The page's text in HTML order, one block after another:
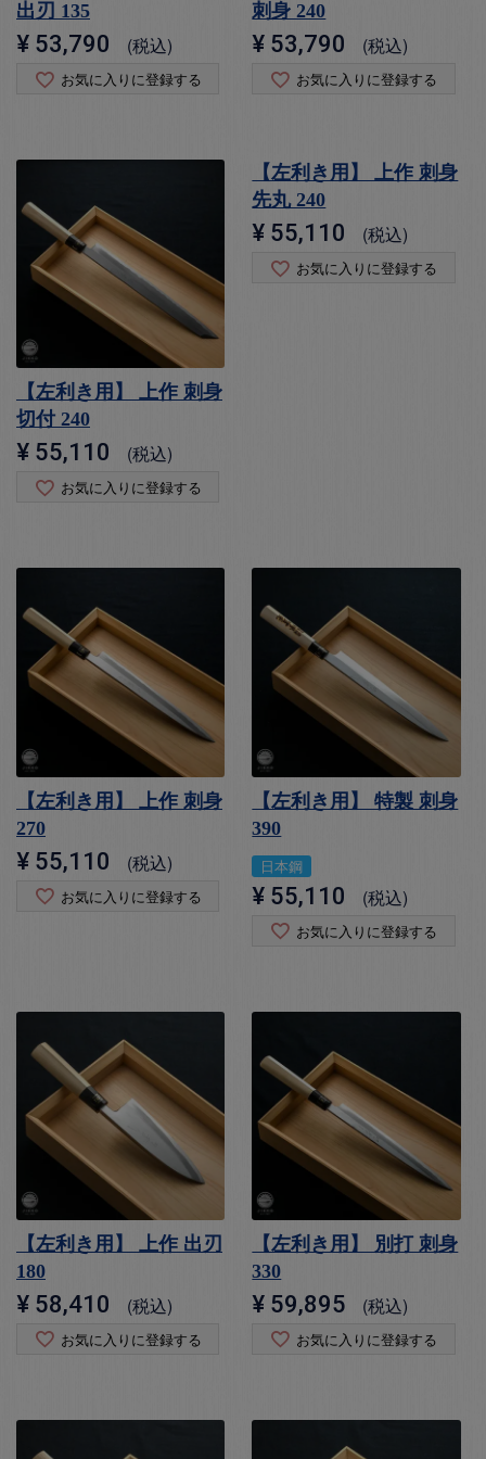
出刃 135
¥ 53,790 税込
お気に入りに登録する
刺身 240
¥ 53,790 税込
お気に入りに登録する
【左利き用】 上作 刺身
切付 240
¥ 55,110 税込
お気に入りに登録する
【左利き用】 上作 刺身
先丸 240
¥ 55,110 税込
お気に入りに登録する
【左利き用】 上作 刺身
270
¥ 55,110 税込
お気に入りに登録する
【左利き用】 特製 刺身
390
日本鋼
¥ 55,110 税込
お気に入りに登録する
【左利き用】 上作 出刃
180
¥ 58,410 税込
お気に入りに登録する
【左利き用】 別打 刺身
330
¥ 59,895 税込
お気に入りに登録する